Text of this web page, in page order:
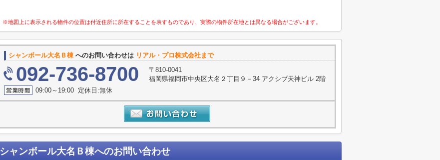
※地図上に表示される物件の位置は付近住所に所在することを表すものであり、実際の物件所在地とは異なる場合がございます。
シャンボール大名Ｂ棟 へのお問い合わせは リアル・プロ株式会社まで
092-736-8700
〒810-0041
福岡県福岡市中央区大名２丁目９－34 アクシブ天神ビル 2階
09:00～19:00 定休日:無休
シャンボール大名Ｂ棟へのお問い合わせ